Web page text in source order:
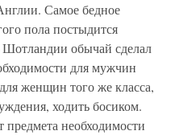
Самое бедное
пола постыдится
Шотландии обычай сделал
для мужчин
женщин того же класса,
ходить босиком.
необходимости